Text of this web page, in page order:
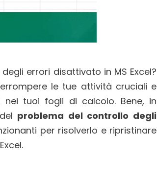
errori disattivato in MS Excel?
le tue attività cruciali e
tuoi fogli di calcolo. Bene, in
problema del controllo degli
per risolverlo e ripristinare